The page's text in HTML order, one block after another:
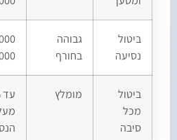
10,000–
50,000 ₪
עד 100%
הנסיעה